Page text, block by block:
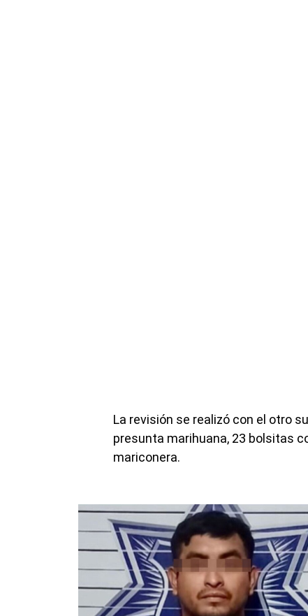
La revisión se realizó con el otro
presunta marihuana, 23 bolsitas
mariconera.